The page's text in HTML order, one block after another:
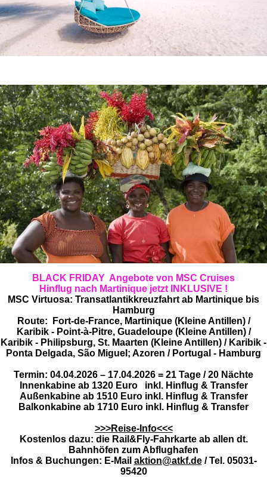
BLACK FRIDAY Angebote von MSC Cruises
Hinflug nach Martinique jetzt INKLUSIVE !
MSC Virtuosa: Transatlantikkreuzfahrt ab Martinique bis
Hamburg
Route: Fort-de-France, Martinique (Kleine Antillen) /
Karibik - Point-à-Pitre, Guadeloupe (Kleine Antillen) /
Karibik - Philipsburg, St. Maarten (Kleine Antillen) / Karibik -
Ponta Delgada, São Miguel; Azoren / Portugal - Hamburg
Termin: 04.04.2026 – 17.04.2026 = 21 Tage / 20 Nächte
Innenkabine ab 1320 Euro
inkl. Hinflug & Transfer
Außenkabine ab 1510 Euro inkl. Hinflug & Transfer
Balkonkabine ab 1710 Euro inkl. Hinflug & Transfer
>>>Reise-Info<<<
Kostenlos dazu: die Rail&Fly-Fahrkarte ab allen dt.
Bahnhöfen zum Abflughafen
Infos & Buchungen: E-Mail aktion@atkf.de / Tel. 05031-
95420